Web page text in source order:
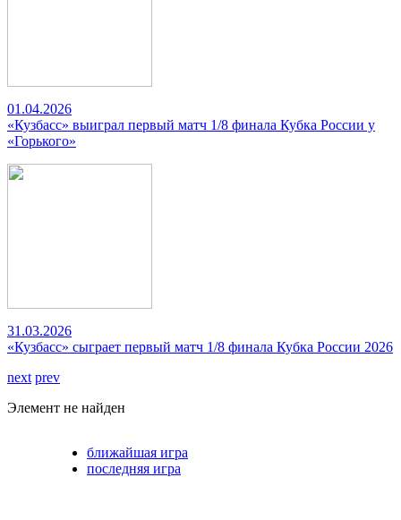
01.04.2026
«Кузбасс» выиграл первый матч 1/8 финала Кубка России у
«Горького»
31.03.2026
«Кузбасс» сыграет первый матч 1/8 финала Кубка России 2026
next prev
Элемент не найден
ближайшая игра
последняя игра